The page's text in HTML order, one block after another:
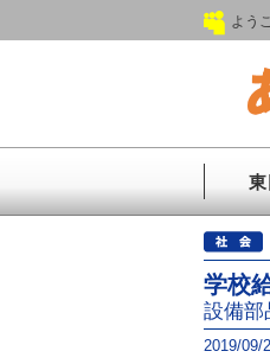
よう
東
学校
設備部
2019/09/